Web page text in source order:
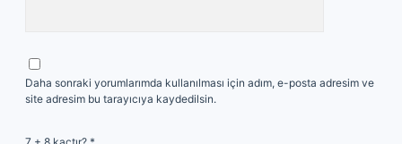
Daha sonraki yorumlarımda kullanılması için adım, e-posta adresim ve
site adresim bu tarayıcıya kaydedilsin.